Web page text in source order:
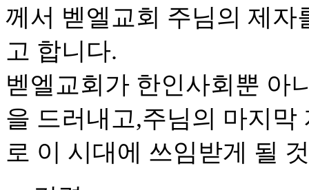
께서 벧엘교회 주님의 제
고 합니다.
벧엘교회가 한인사회뿐 아
을 드러내고,주님의 마지
로 이 시대에 쓰임받게 될